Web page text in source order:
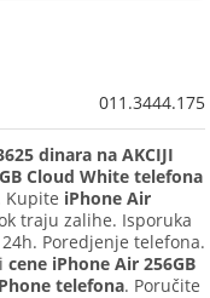
011.3444.175
dinara na AKCIJI
Cloud White telefona
Kupite iPhone Air
traju zalihe. Isporuka
Poredjenje telefona.
cene iPhone Air 256GB
telefona. Poručite